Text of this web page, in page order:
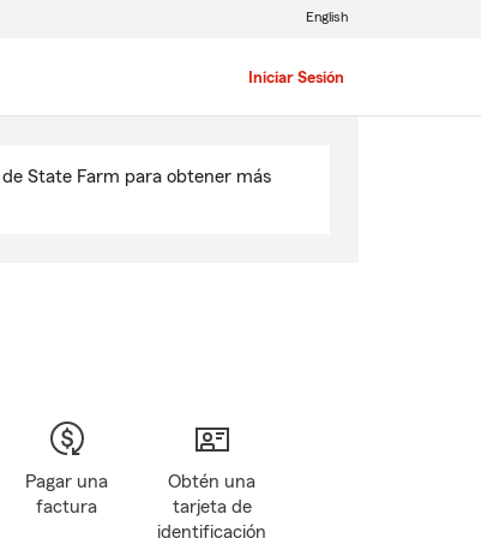
Iniciar Sesión
English
State Farm para obtener más
Pagar una
factura
Obtén una
tarjeta de
identificación